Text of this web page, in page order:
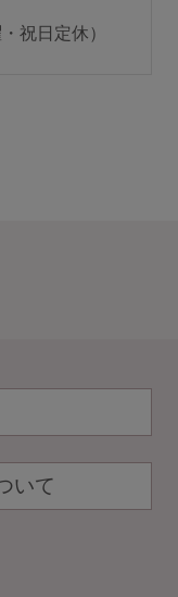
祝日定休）
いて